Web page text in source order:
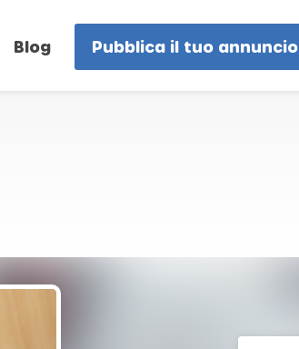
Blog Pubblica il tuo annuncio